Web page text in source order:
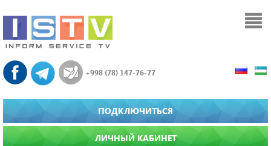
+998 (78) 147-76-77
ПОДКЛЮЧИТЬСЯ
ЛИЧНЫЙ КАБИНЕТ